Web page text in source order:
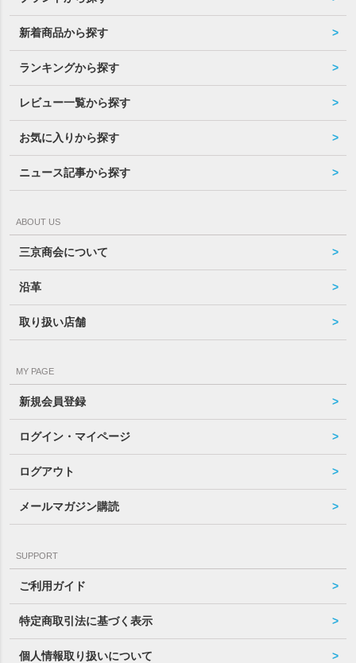
新着商品から探す
ランキングから探す
レビュー一覧から探す
お気に入りから探す
ニュース記事から探す
ABOUT US
三京商会について
沿革
取り扱い店舗
MY PAGE
新規会員登録
ログイン・マイページ
ログアウト
メールマガジン購読
SUPPORT
ご利用ガイド
特定商取引法に基づく表示
個人情報取り扱いについて